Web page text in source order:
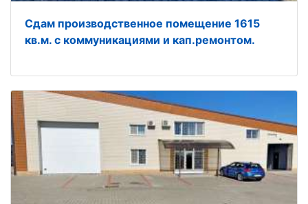
Сдам производственное помещение 1615
кв.м. с коммуникациями и кап.ремонтом.